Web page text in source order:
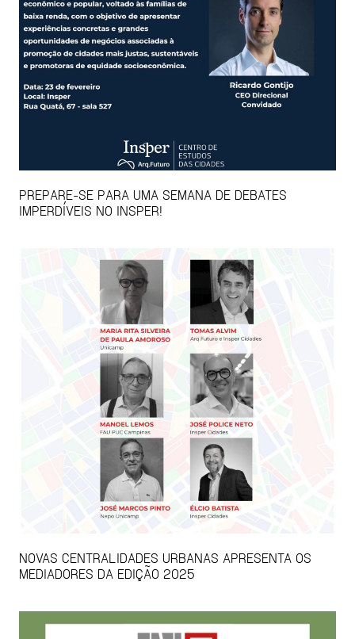
PREPARE-SE PARA UMA SEMANA DE DEBATES
IMPERDÍVEIS NO INSPER!
NOVAS CENTRALIDADES URBANAS APRESENTA OS
MEDIADORES DA EDIÇÃO 2025